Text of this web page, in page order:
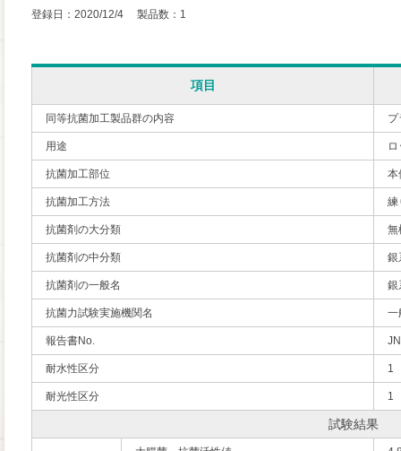
登録日：2020/12/4 製品数：1
項目
同等抗菌加工製品群の内容
用途
抗菌加工部位 本
抗菌加工方法 練
抗菌剤の大分類 無
抗菌剤の中分類 銀
抗菌剤の一般名 銀
抗菌力試験実施機関名 一
報告書No.
耐水性区分 1
耐光性区分 1
試験結果